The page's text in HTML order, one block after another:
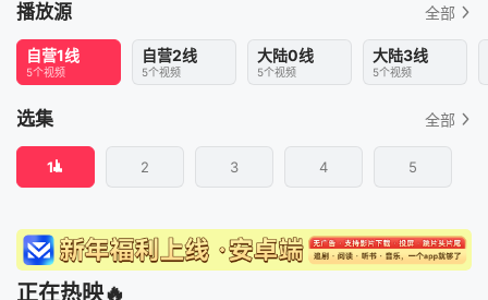
播放源 全部
自营1线
5个视频
自营2线
5个视频
大陆0线
5个视频
大陆3线
5个视频
选集 全部
1 2 3 4 5
正在热映🔥